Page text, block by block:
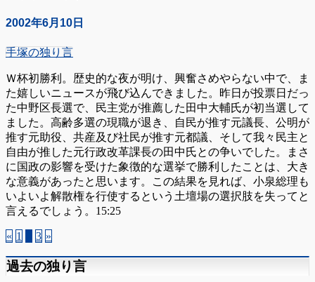
2002年6月10日
手塚の独り言
Ｗ杯初勝利。歴史的な夜が明け、興奮さめやらない中で、ま
た嬉しいニュースが飛び込んできました。昨日が投票日だっ
た中野区長選で、民主党が推薦した田中大輔氏が初当選して
ました。高齢多選の現職が退き、自民が推す元議長、公明が
推す元助役、共産及び社民が推す元都議、そして我々民主と
自由が推した元行政改革課長の田中氏との争いでした。まさ
に国政の影響を受けた象徴的な選挙で勝利したことは、大き
な意義があったと思います。この結果を見れば、小泉総理も
いよいよ解散権を行使するという土壇場の選択肢を失ってと
言えるでしょう。15:25
« 1 3 »
過去の独り言